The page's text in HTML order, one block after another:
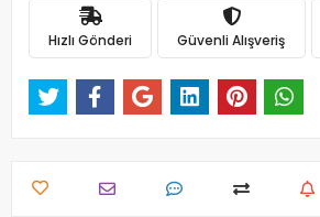
Hızlı Gönderi Güvenli Alışveriş